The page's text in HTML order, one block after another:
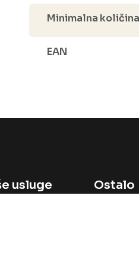
Minimalna količina
EAN
usluge Ostalo